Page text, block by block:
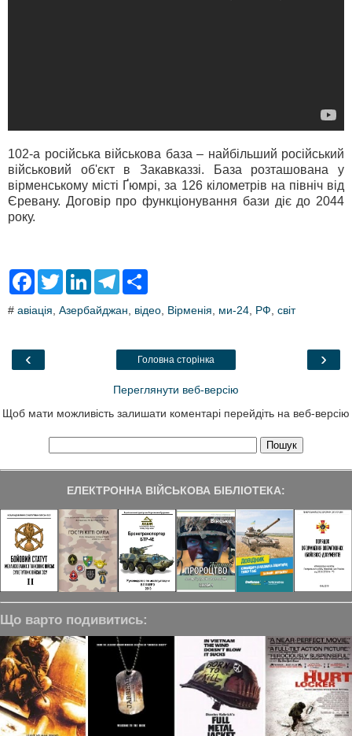
102-а російська військова база – найбільший російський
військовий об'єкт в Закавказзі. База розташована у
вірменському місті Ґюмрі, за 126 кілометрів на північ від
Єревану. Договір про функціонування бази діє до 2044
року.
F
e
o
T
t
L
k
T
e
a
r
# авіація, Азербайджан, відео, Вірменія, ми-24, РФ, світ
‹ ›
Головна сторінка
Переглянути веб-версію
Щоб мати можливість залишати коментарі перейдіть на веб-версію
ЕЛЕКТРОННА ВІЙСЬКОВА БІБЛІОТЕКА:
Що варто подивитись: